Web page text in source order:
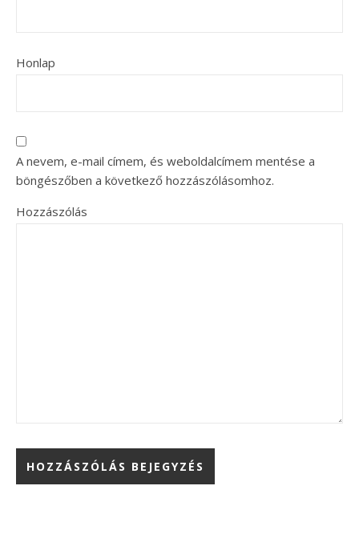
Honlap
A nevem, e-mail címem, és weboldalcímem mentése a
böngészőben a következő hozzászólásomhoz.
Hozzászólás